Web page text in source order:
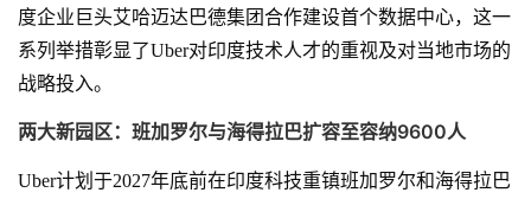
度企业巨头艾哈迈达巴德集团合作建设首个数据中心，这一
系列举措彰显了Uber对印度技术人才的重视及对当地市场的
战略投入。
两大新园区：班加罗尔与海得拉巴扩容至容纳9600人
Uber计划于2027年底前在印度科技重镇班加罗尔和海得拉巴